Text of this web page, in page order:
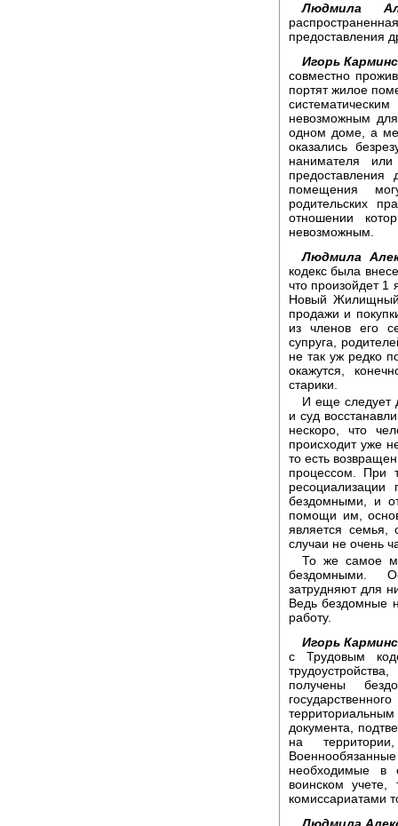
Людмила
предоставления
Игорь
совместно
портят жилое
невозможным
одном доме, а
оказались
нанимателя
предоставления
помещения
родительских
отношении
невозможным.
Людмила
кодекс была
что произойдет
Новый Жилищный
продажи и
из членов его
супруга,
не так уж редко
окажутся,
старики.
И еще следует
и суд
нескоро, что
происходит уже
то есть
процессом. При
бездомными, и
помощи им,
является семья,
случаи не очень
То же самое
бездомными.
затрудняют для
Ведь бездомные
работу.
Игорь
с Трудовым
получены
документа,
на
необходимые в
воинском учете,
комиссариатами